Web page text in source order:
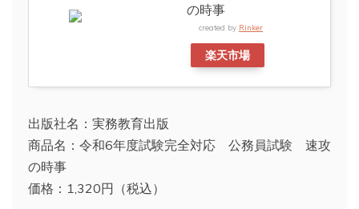
の時事
created by Rinker
楽天市場
出版社名：実務教育出版
商品名：令和6年度試験完全対応 公務員試験 速攻
の時事
価格：1,320円（税込）